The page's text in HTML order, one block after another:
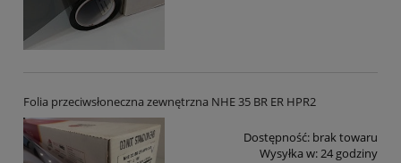
Folia przeciwsłoneczna zewnętrzna NHE 35 BR ER HPR2
Dostępność: brak towaru
Wysyłka w:24 godziny